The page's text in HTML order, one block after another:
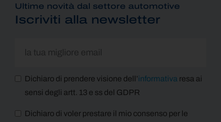
Ultime novità dal settore automotive
Iscriviti alla newsletter
Dichiaro di prendere visione dell’informativa resa ai
sensi degli artt. 13 e ss del GDPR
Dichiaro di voler prestare il mio consenso per le